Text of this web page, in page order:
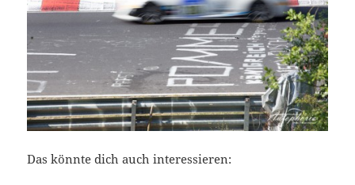
Das könnte dich auch interessieren: